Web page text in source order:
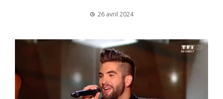
26 avril 2024